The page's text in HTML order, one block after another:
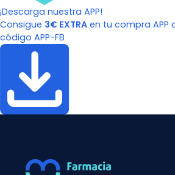
¡Descarga nuestra APP!
Consigue 3€ EXTRA en tu compra APP
código APP-FB